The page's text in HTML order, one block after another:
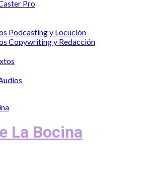
Pro
Podcasting y Locución
Copywriting y Redacción
La Bocina